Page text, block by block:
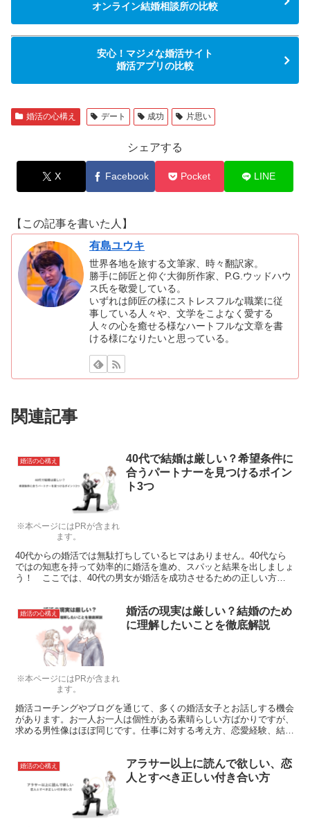
オンライン結婚相談所の比較
安心！マジメな婚活サイト
婚活アプリの比較
婚活の心構え デート 成功 片思い
シェアする
X Facebook Pocket LINE
【この記事を書いた人】
有島ユウキ
世界各地を旅する文筆家、時々翻訳家。
勝手に師匠と仰ぐ大御所作家、P.G.ウッドハウ
ス氏を敬愛している。
いずれは師匠の様にストレスフルな職業に従
事している人々や、文学をこよなく愛する
人々の心を癒せる様なハートフルな文章を書
ける様になりたいと思っている。
関連記事
※本ページにはPRが含まれ
ます。
婚活の心構え
40代で結婚は厳しい？希望条件に
合うパートナーを見つけるポイン
ト3つ
40代からの婚活では無駄打ちしているヒマはありません。40代なら
ではの知恵を持って効率的に婚活を進め、スパッと結果を出しましょ
う！ ここでは、40代の男女が婚活を成功させるための正しい方法
※本ページにはPRが含まれ
ます。
婚活の心構え
婚活の現実は厳しい？結婚のため
に理解したいことを徹底解説
婚活コーチングやブログを通じて、多くの婚活女子とお話しする機会
があります。お一人お一人は個性がある素晴らしい方ばかりですが、
求める男性像はほぼ同じです。仕事に対する考え方、恋愛経験、結婚
婚活の心構え
アラサー以上に読んで欲しい、恋
人とすべき正しい付き合い方